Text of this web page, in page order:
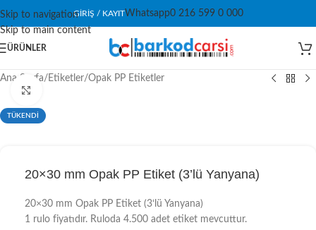
Skip to navigation
Skip to main content
GIRIŞ / KAYITWhatsapp0 216 599 0 000
ÜRÜNLER
Ana Sayfa/ Etiketler/Opak PP Etiketler
TÜKENDİ
20×30 mm Opak PP Etiket (3’lü Yanyana)
20×30 mm Opak PP Etiket (3‘lü Yanyana)
1 rulo fiyatıdır. Ruloda 4.500 adet etiket mevcuttur.